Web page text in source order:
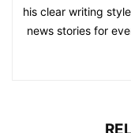
his clear writing
news stories for